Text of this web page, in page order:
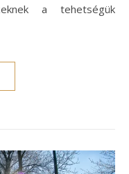
a tehetségük